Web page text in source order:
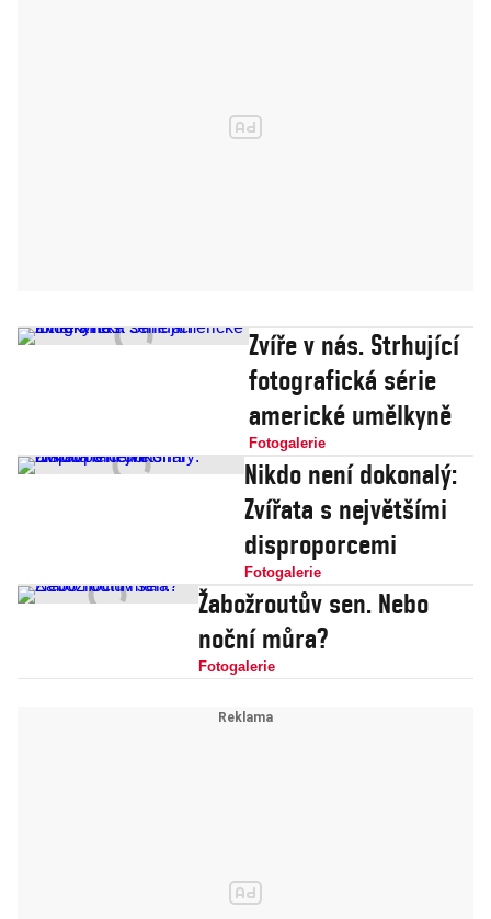
Zvíře v nás. Strhující
fotografická série
americké umělkyně
Fotogalerie
Nikdo není dokonalý:
Zvířata s největšími
disproporcemi
Fotogalerie
Žabožroutův sen. Nebo
noční můra?
Fotogalerie